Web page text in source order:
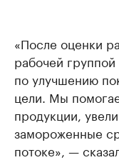
«После оценки
рабочей
по улучшению
цели. Мы
продукции,
замороженные
потоке», —